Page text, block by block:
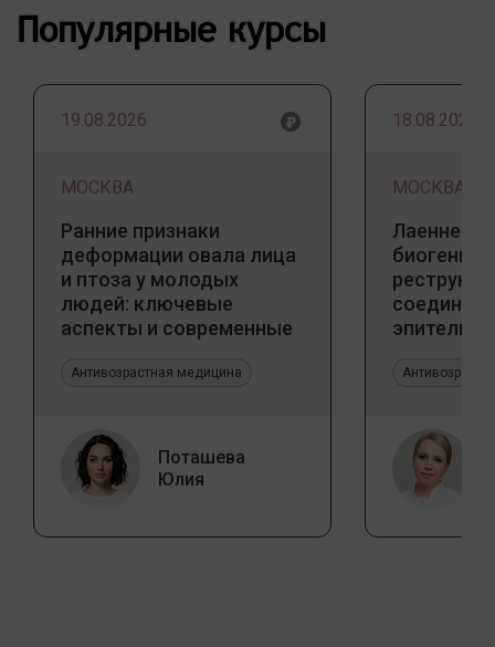
Популярные курсы
19.08.2026
МОСКВА
Ранние признаки
деформации овала лица
и птоза у молодых
людей: ключевые
аспекты и современные
Антивозрастная медицина
Поташева
Юлия
18.08.2026
МОСКВА
Лаеннек
биогенный